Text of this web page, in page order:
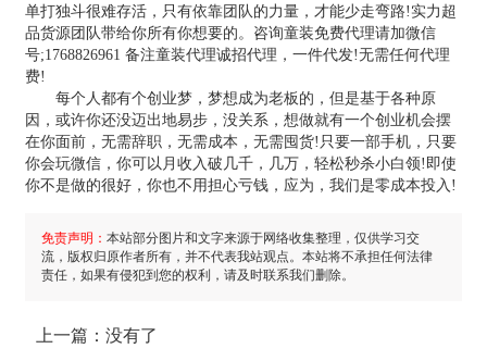
单打独斗很难存活，只有依靠团队的力量，才能少走弯路!实力超
品货源团队带给你所有你想要的。咨询童装免费代理请加微信
号;1768826961 备注童装代理诚招代理，一件代发!无需任何代理
费!
每个人都有个创业梦，梦想成为老板的，但是基于各种原
因，或许你还没迈出地易步，没关系，想做就有一个创业机会摆
在你面前，无需辞职，无需成本，无需囤货!只要一部手机，只要
你会玩微信，你可以月收入破几千，几万，轻松秒杀小白领!即使
你不是做的很好，你也不用担心亏钱，应为，我们是零成本投入!
免责声明：本站部分图片和文字来源于网络收集整理，仅供学习交
流，版权归原作者所有，并不代表我站观点。本站将不承担任何法律
责任，如果有侵犯到您的权利，请及时联系我们删除。
上一篇：没有了